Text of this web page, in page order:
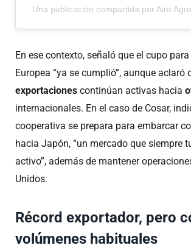
Una publicación compartida por Aire
En ese contexto, señaló que el cupo
Europea “ya se cumplió”, aunque aclaró
exportaciones continúan activas hacia
internacionales. En el caso de Cosar,
cooperativa se prepara para embarcar
hacia Japón, “un mercado que siempre
activo”, además de mantener
Unidos.
Récord exportador, pero
volúmenes habituales